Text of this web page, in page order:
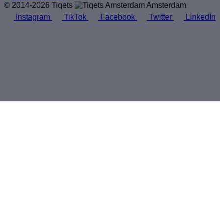
© 2014-2026 Tiqets
Amsterdam
Instagram
TikTok Facebook Twitter LinkedIn